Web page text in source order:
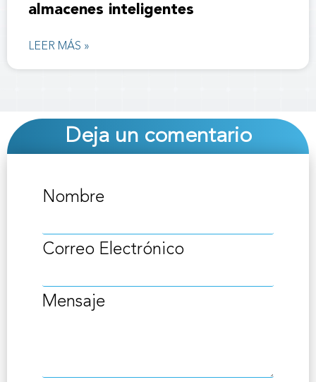
almacenes inteligentes
LEER MÁS »
Deja un comentario
Nombre
Correo Electrónico
Mensaje